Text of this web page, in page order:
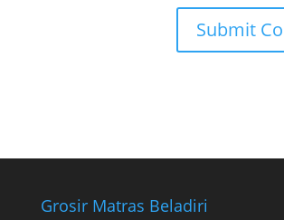
Grosir Matras Beladiri